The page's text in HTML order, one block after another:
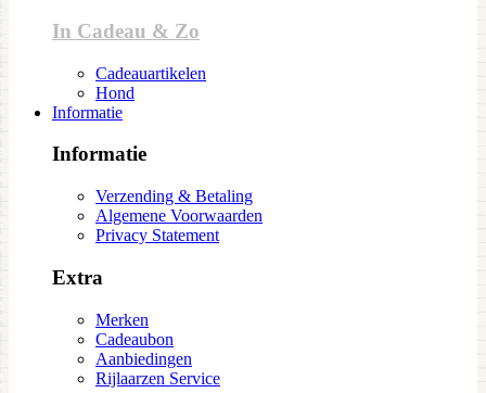
In Cadeau & Zo
Cadeauartikelen
Hond
Informatie
Informatie
Verzending & Betaling
Algemene Voorwaarden
Privacy Statement
Extra
Merken
Cadeaubon
Aanbiedingen
Rijlaarzen Service